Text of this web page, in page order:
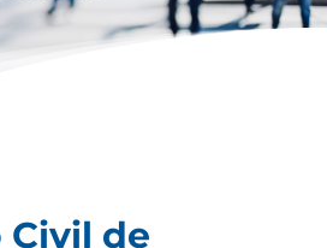
Civil de